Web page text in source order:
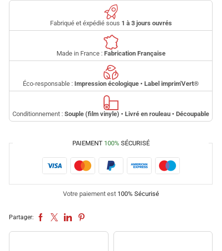
Fabriqué et éxpédié sous 1 à 3 jours ouvrés
Made in France : Fabrication Française
Éco-responsable : Impression écologique • Label imprim'Vert®
Conditionnement : Souple (film vinyle) • Livré en rouleau • Découpable
PAIEMENT 100% SÉCURISÉ
Votre paiement est 100% Sécurisé
Partager: